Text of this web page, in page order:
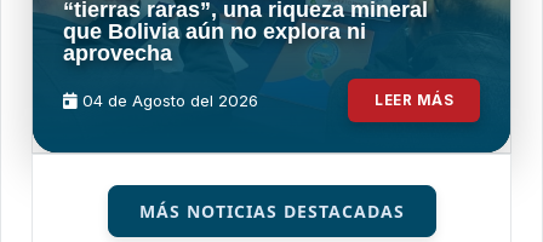
“tierras raras”, una riqueza mineral
que Bolivia aún no explora ni
aprovecha
04 de Agosto del 2026 LEER MÁS
MÁS NOTICIAS DESTACADAS